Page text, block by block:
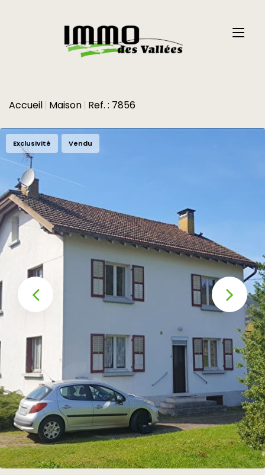
Accueil Maison Ref. : 7856
Exclusivité Vendu